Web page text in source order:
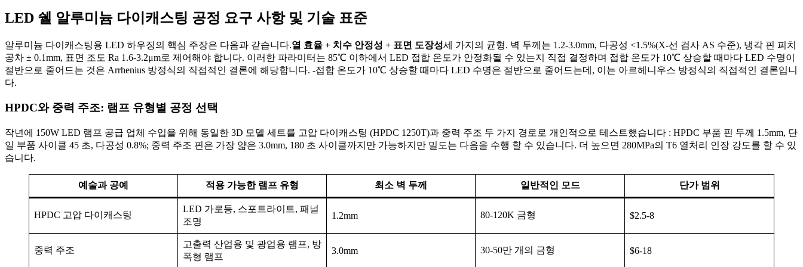
LED 쉘 알루미늄 다이캐스팅 공정 요구 사항 및 기술 표준
알루미늄 다이캐스팅용 LED 하우징의 핵심 주장은 다음과 같습니다.열 효율 + 치수 안정성 + 표면 도장성세 가지의 균형. 벽 두께는 1.2-3.0mm, 다공성 <1.5%(X-선 검사 AS 수준), 냉각 핀 피치
공차 ± 0.1mm, 표면 조도 Ra 1.6-3.2μm로 제어해야 합니다. 이러한 파라미터는 85℃ 이하에서 LED 접합 온도가 안정화될 수 있는지 직접 결정하며 접합 온도가 10℃ 상승할 때마다 LED 수명이
절반으로 줄어드는 것은 Arrhenius 방정식의 직접적인 결론에 해당합니다. -접합 온도가 10℃ 상승할 때마다 LED 수명은 절반으로 줄어드는데, 이는 아르헤니우스 방정식의 직접적인 결론입니
다.
HPDC와 중력 주조: 램프 유형별 공정 선택
작년에 150W LED 램프 공급 업체 수입을 위해 동일한 3D 모델 세트를 고압 다이캐스팅 (HPDC 1250T)과 중력 주조 두 가지 경로로 개인적으로 테스트했습니다 : HPDC 부품 핀 두께 1.5mm, 단
일 부품 사이클 45 초, 다공성 0.8%; 중력 주조 핀은 가장 얇은 3.0mm, 180 초 사이클까지만 가능하지만 밀도는 다음을 수행 할 수 있습니다. 더 높으면 280MPa의 T6 열처리 인장 강도를 할 수 있
습니다.
예술과 공예 적용 가능한 램프 유형 최소 벽 두께 일반적인 모드 단가 범위
HPDC 고압 다이캐스팅
LED 가로등, 스포트라이트, 패널
조명
1.2mm 80-120K 금형 $2.5-8
중력 주조
고출력 산업용 및 광업용 램프, 방
폭형 램프
3.0mm 30-50만 개의 금형 $6-18